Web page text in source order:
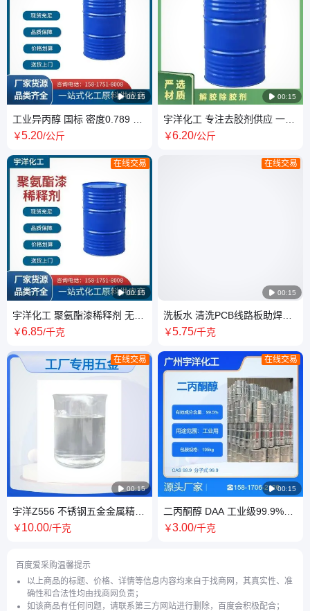
 00:15
工业异丙醇 国标 密度0.789 透
明 含量99% 桶装 优级 稀释剂
￥5.20/公斤
 00:15
在线交易
宇洋化工 聚氨酯漆稀释剂 无色
透明 工业用 160kg 不溶于水
￥6.85/千克
 00:15
在线交易
宇洋Z556 不锈钢五金金属精密
模具材料清洗剂 环保除油清洗
￥10.00/千克
 00:15
宇洋化工 专注去胶剂供应 一站
式采购 货源充足 省心放心
￥6.20/公斤
 00:15
在线交易
洗板水 清洗PCB线路板助焊剂
松香残留波峰回流焊 专用 手洗
￥5.75/千克
 00:15
在线交易
二丙酮醇 DAA 工业级99.9%高
含量无色透明液体 染料原料树
￥3.00/千克
百度爱采购温馨提示
以上商品的标题、价格、详情等信息内容均来自于找商网，其真实性、准
确性和合法性均由找商网负责；
如该商品有任何问题，请联系第三方网站进行删除，百度会积极配合；